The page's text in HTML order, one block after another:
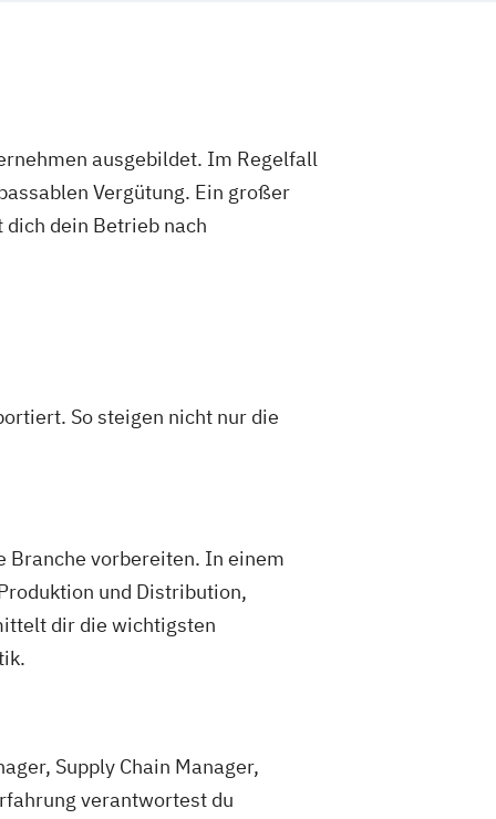
ausgebildet. Im Regelfall
Vergütung. Ein großer
dein Betrieb nach
So steigen nicht nur die
Branche vorbereiten. In einem
und Distribution,
dir die wichtigsten
Supply Chain Manager,
verantwortest du